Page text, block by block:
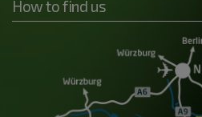
How to find us